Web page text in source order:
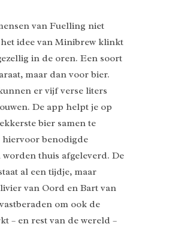
van Fuelling niet
idee van Minibrew klinkt
in de oren. Een soort
maar dan voor bier.
er vijf verse liters
De app helpt je op
bier samen te
hiervoor benodigde
thuis afgeleverd. De
al een tijdje, maar
van Oord en Bart van
om ook de
– en rest van de wereld –